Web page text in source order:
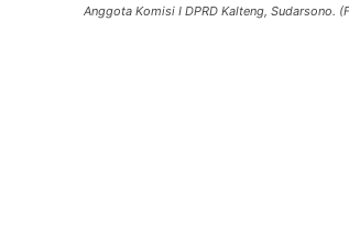
Anggota Komisi I DPRD Kalteng, Sudarsono.